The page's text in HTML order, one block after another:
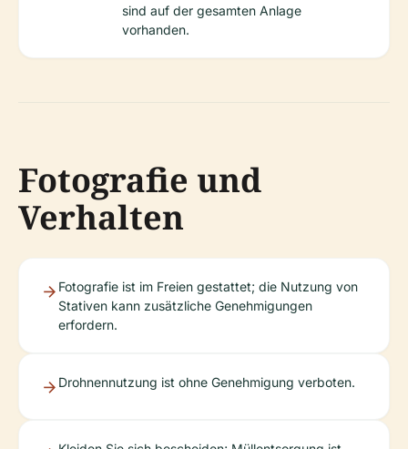
sind auf der gesamten Anlage
vorhanden.
Fotografie und
Verhalten
Fotografie ist im Freien gestattet; die Nutzung von
Stativen kann zusätzliche Genehmigungen
erfordern.
Drohnennutzung ist ohne Genehmigung verboten.